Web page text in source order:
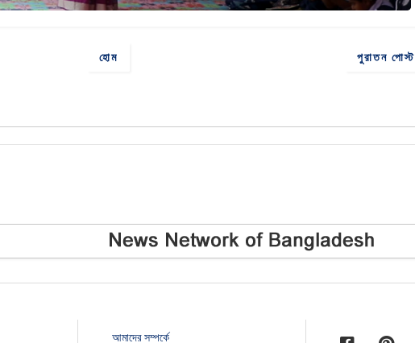
পুরাতন পোস্ট
হোম
আমাদের সম্পর্কে